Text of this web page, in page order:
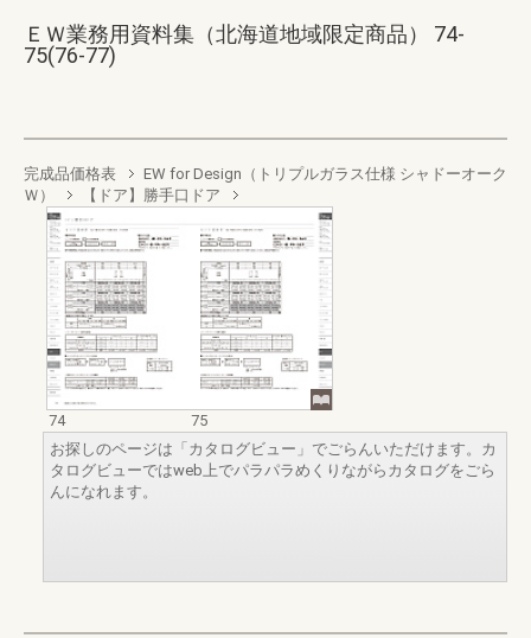
ＥＷ業務用資料集（北海道地域限定商品） 74-
75(76-77)
完成品価格表
EW for Design（トリプルガラス仕様 シャドーオーク
Ｗ）
【ドア】勝手口ドア
74
75
お探しのページは「カタログビュー」でごらんいただけます。カ
タログビューではweb上でパラパラめくりながらカタログをごら
んになれます。